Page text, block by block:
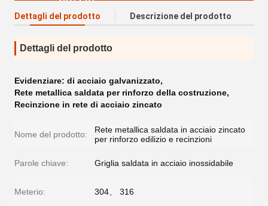
Dettagli del prodotto Descrizione del prodotto
Dettagli del prodotto
Evidenziare: di acciaio galvanizzato,
Rete metallica saldata per rinforzo della costruzione,
Recinzione in rete di acciaio zincato
Nome del prodotto:
Rete metallica saldata in acciaio zincato
per rinforzo edilizio e recinzioni
Parole chiave: Griglia saldata in acciaio inossidabile
Meterio: 304、 316